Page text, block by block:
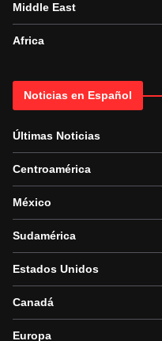
Middle East
Africa
Noticias en Español
Últimas Noticias
Centroamérica
México
Sudamérica
Estados Unidos
Canadá
Europa